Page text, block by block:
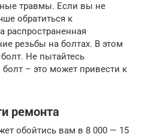
травмы. Если вы не
обратиться к
распространенная
резьбы на болтах. В этом
Не пытайтесь
– это может привести к
ремонта
обойтись вам в 8 000 — 15